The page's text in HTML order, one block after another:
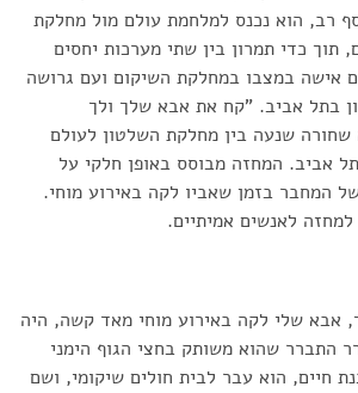
רב, הוא נכנס למלחמת עולם מול מחלקת
תוך כדי תמרון בין שתי מערכות יחסים
אישה במצבו במחלקת השיקום ועם גרושה
בתל אביב. "קח את אבא שלך ולך
שחורה שנעה בין מחלקת השלטון לעולם
אביב. המחזה מבוסס באופן חלקי על
המחבר בזמן שאביו לקה באירוע מוחי.
למחזה לאנשים אמיתיים.
אבא שלי לקה באירוע מוחי מאד קשה, היה
התברר שהוא משותק בחצי הגוף הימני
חיים, הוא עבר לבית חולים שיקומי, ושם